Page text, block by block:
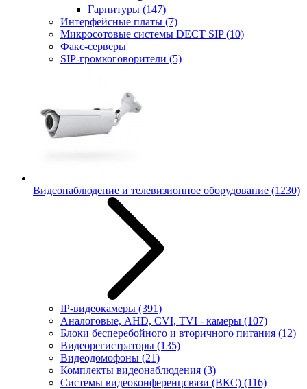
Гарнитуры (147)
Интерфейсные платы (7)
Микросотовые системы DECT SIP(10)
Факс-серверы
SIP-громкоговорители (5)
Видеонаблюдение и телевизионное оборудование (1230)
IP-видеокамеры (391)
Аналоговые, AHD, CVI, TVI - камеры (107)
Блоки бесперебойного и вторичного питания (12)
Видеорегистраторы (135)
Видеодомофоны (21)
Комплекты видеонаблюдения (3)
Системы видеоконференцсвязи (ВКС) (116)